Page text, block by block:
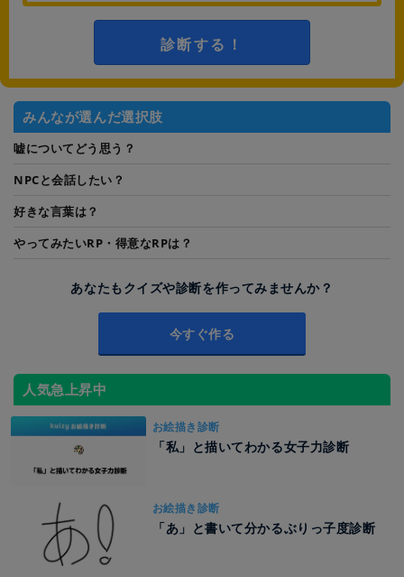
診断する！
みんなが選んだ選択肢
嘘についてどう思う？
NPCと会話したい？
好きな言葉は？
やってみたいRP・得意なRPは？
あなたもクイズや診断を作ってみませんか？
今すぐ作る
人気急上昇中
お絵描き診断
「私」と描いてわかる女子力診断
お絵描き診断
「あ」と書いて分かるぶりっ子度診断